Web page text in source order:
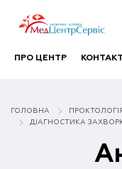
ПРО ЦЕНТР
ГОЛОВНА
ДІАГНОСТИКА